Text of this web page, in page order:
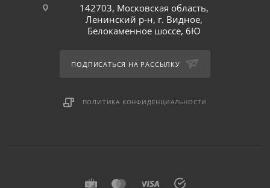
142703, Московская область,
Ленинский р-н, г. Видное,
Белокаменное шоссе, 6Ю
ПОДПИСАТЬСЯ НА РАССЫЛКУ
ПОЛИТИКА КОНФИДЕНЦИАЛЬНОСТИ